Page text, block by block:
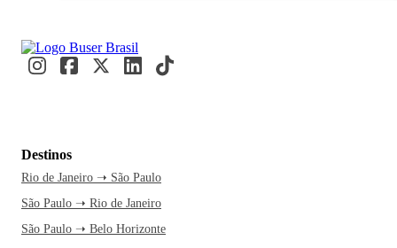
Destinos
Rio de Janeiro ➝ São Paulo
São Paulo ➝ Rio de Janeiro
São Paulo ➝ Belo Horizonte